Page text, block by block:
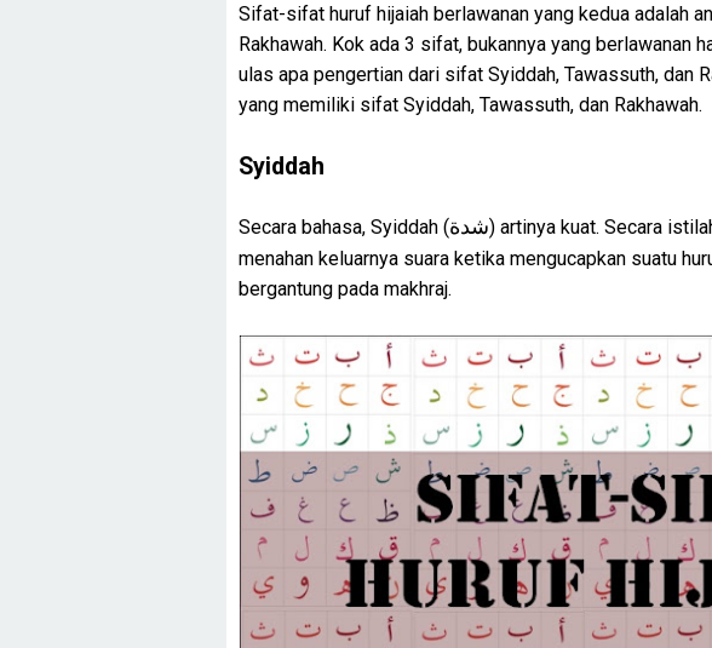
Sifat-sifat huruf hijaiah berlawanan yang kedua adalah
Rakhawah. Kok ada 3 sifat, bukannya yang berlawanan
ulas apa pengertian dari sifat Syiddah, Tawassuth, dan
yang memiliki sifat Syiddah, Tawassuth, dan Rakhawah.
Syiddah
Secara bahasa, Syiddah (شدة) artinya kuat. Secara
menahan keluarnya suara ketika mengucapkan suatu
bergantung pada makhraj.